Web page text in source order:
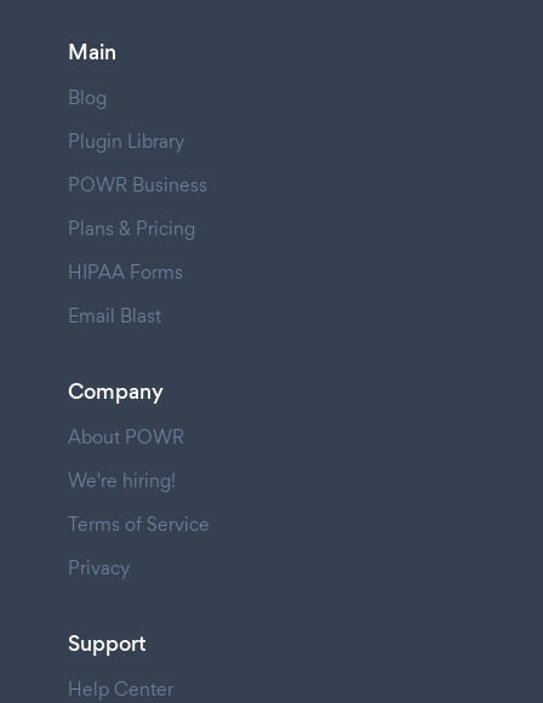
Main
Blog
Plugin Library
POWR Business
Plans & Pricing
HIPAA Forms
Email Blast
Company
About POWR
We're hiring!
Terms of Service
Privacy
Support
Help Center